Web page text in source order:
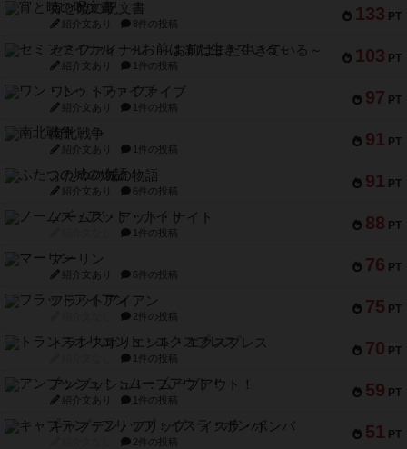
133 PT
宵と暁の呪文書
紹介文あり 8件の投稿
103 PT
セミファイナル ～お前はまだ生きている～
紹介文あり 1件の投稿
97 PT
ワン・トゥ・ファイブ
紹介文あり 1件の投稿
91 PT
南北戦争
紹介文あり 1件の投稿
91 PT
ふたつの城の物語
紹介文あり 6件の投稿
88 PT
ノームズ・アット・ナイト
1件の投稿
76 PT
マーリン
紹介文あり 6件の投稿
75 PT
フラットアイアン
2件の投稿
70 PT
トランスオリエント・エクスプレス
1件の投稿
59 PT
アンブッシュ！：ムーブアウト！
紹介文あり 1件の投稿
51 PT
キャプテン・フリップ：イスラ・ボンバ
2件の投稿